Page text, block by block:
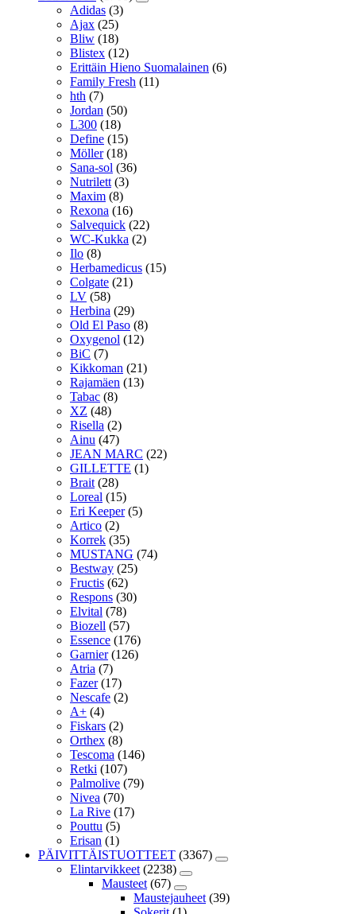
Adidas (3)
Ajax (25)
Bliw (18)
Blistex (12)
Erittäin Hieno Suomalainen (6)
Family Fresh (11)
hth (7)
Jordan (50)
L300 (18)
Define (15)
Möller (18)
Sana-sol (36)
Nutrilett (3)
Maxim (8)
Rexona (16)
Salvequick (22)
WC-Kukka (2)
Ilo (8)
Herbamedicus (15)
Colgate (21)
LV (58)
Herbina (29)
Old El Paso (8)
Oxygenol (12)
BiC (7)
Kikkoman (21)
Rajamäen (13)
Tabac (8)
XZ (48)
Risella (2)
Ainu (47)
JEAN MARC (22)
GILLETTE (1)
Brait (28)
Loreal (15)
Eri Keeper (5)
Artico (2)
Korrek (35)
MUSTANG (74)
Bestway (25)
Fructis (62)
Respons (30)
Elvital (78)
Biozell (57)
Essence (176)
Garnier (126)
Atria (7)
Fazer (17)
Nescafe (2)
A+ (4)
Fiskars (2)
Orthex (8)
Tescoma (146)
Retki (107)
Palmolive (79)
Nivea (70)
La Rive (17)
Pouttu (5)
Erisan (1)
PÄIVITTÄISTUOTTEET (3367)
Elintarvikkeet (2238)
Mausteet (67)
Maustejauheet (39)